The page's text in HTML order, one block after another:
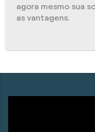
agora mesmo sua
as vantagens.